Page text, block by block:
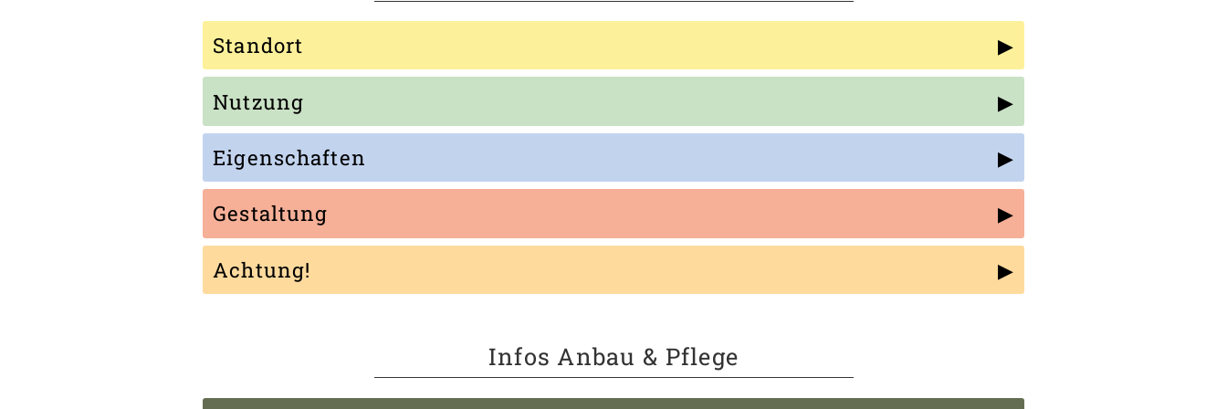
Standort
Nutzung
Eigenschaften
Gestaltung
Achtung!
Infos Anbau & Pflege